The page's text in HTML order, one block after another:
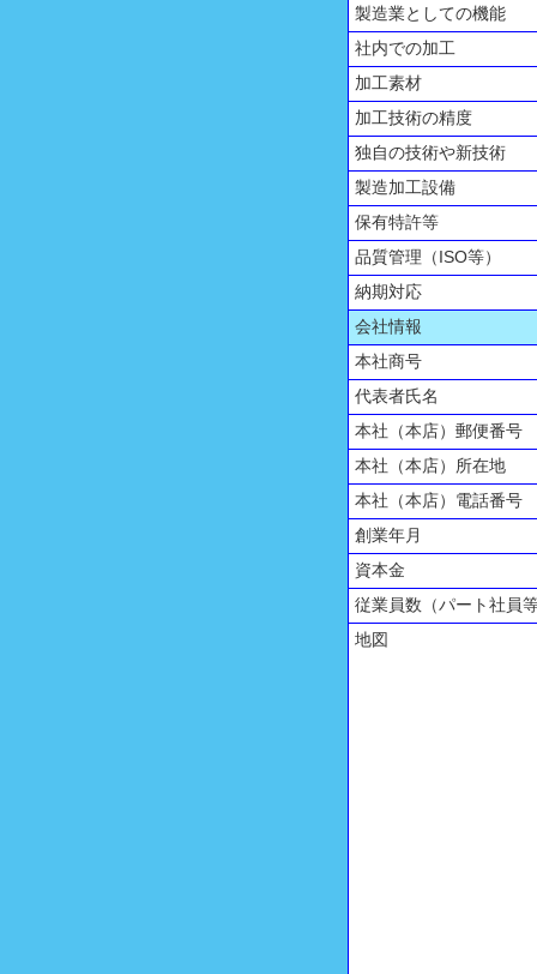
製造業としての機能
社内での加工
加工素材
加工技術の精度
独自の技術や新技術
製造加工設備
保有特許等
品質管理（ISO等）
納期対応
会社情報
本社商号
代表者氏名
本社（本店）郵便番号
本社（本店）所在地
本社（本店）電話番号
創業年月
資本金
従業員数（パート社員
地図